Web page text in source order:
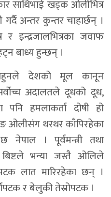
साथिभाई खड्क ओलीभित्र
अन्तर कुन्तर चाहार्छन् ।
र इन्द्रजालभित्रका जवाफ
बाध्य हुन्छन् ।
देशको मूल कानून
अदालतले दूधको दूध,
पनि हमलाकर्ता दोषी हो
ओलीसंग थरथर काँपिरहेका
। पूर्वमन्त्री तथा
बिष्टले भन्या जस्तै ओलिले
लात मारिरहेका छन् ।
र बेलुकी तेस्रोपटक ।